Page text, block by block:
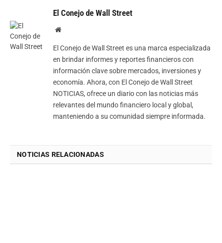
El Conejo de Wall Street
Website
El Conejo de Wall Street es una marca especializada
en brindar informes y reportes financieros con
información clave sobre mercados, inversiones y
economía. Ahora, con El Conejo de Wall Street
NOTICIAS, ofrece un diario con las noticias más
relevantes del mundo financiero local y global,
manteniendo a su comunidad siempre informada.
NOTICIAS RELACIONADAS